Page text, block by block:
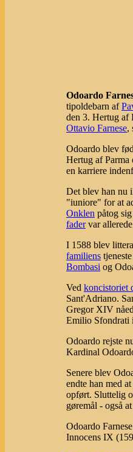
Odoardo
tipoldebarn af
den 3. Hertug af
Ottavio Farnese,
Odoardo blev
Hertug af Parma
en karriere
Det blev han nu
"iuniore" for at
Onklen påtog
fadervar
I 1588 blev
familiens
Bombasi og
Ved koncistoriet
Sant'Adriano.
Gregor XIV
Emilio Sfondrati
Odoardo rejste
Kardinal
Senere blev
endte han med
opført. Sluttelig
gøremål - også
Odoardo
Innocens IX